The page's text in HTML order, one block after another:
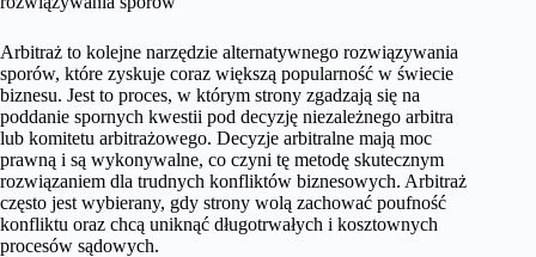
Arbitraż to kolejne narzędzie alternatywnego rozwiązywania
sporów, które zyskuje coraz większą popularność w świecie
biznesu. Jest to proces, w którym strony zgadzają się na
poddanie spornych kwestii pod decyzję niezależnego arbitra
lub komitetu arbitrażowego. Decyzje arbitralne mają moc
prawną i są wykonywalne, co czyni tę metodę skutecznym
rozwiązaniem dla trudnych konfliktów biznesowych. Arbitraż
często jest wybierany, gdy strony wolą zachować poufność
konfliktu oraz chcą uniknąć długotrwałych i kosztownych
procesów sądowych.